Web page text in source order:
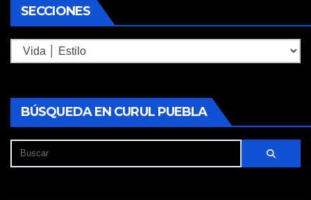
SECCIONES
Secciones
BÚSQUEDA EN CURUL PUEBLA